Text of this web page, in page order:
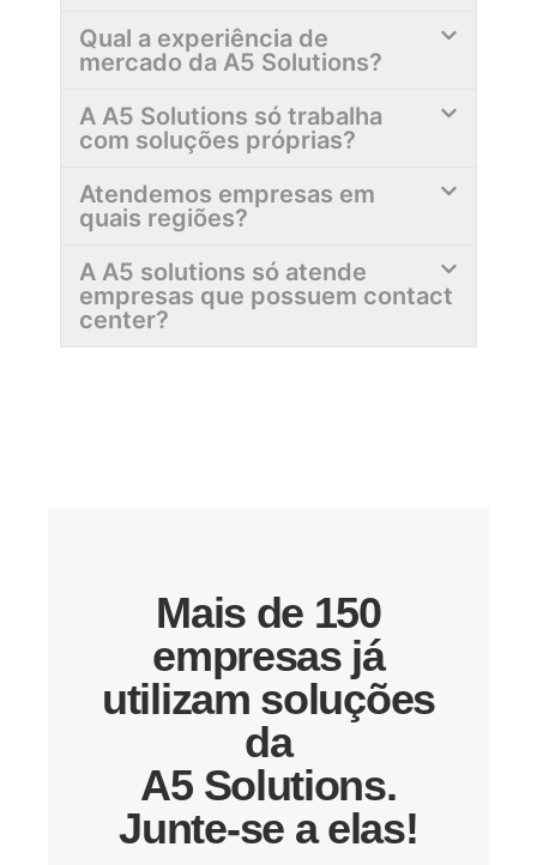
Qual a experiência de
mercado da A5 Solutions?
A A5 Solutions só trabalha
com soluções próprias?
Atendemos empresas em
quais regiões?
A A5 solutions só atende
empresas que possuem contact
center?
Mais de 150
empresas já
utilizam soluções
da
A5 Solutions.
Junte-se a elas!